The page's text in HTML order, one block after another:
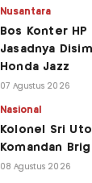
Nusantara
Bos Konter
Jasadnya
Honda Jazz
07 Agustus 2026
Nasional
Kolonel Sri
Komandan
08 Agustus 2026